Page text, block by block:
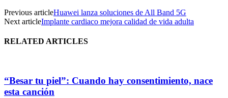
Previous articleHuawei lanza soluciones de All Band 5G
Next articleImplante cardiaco mejora calidad de vida adulta
RELATED ARTICLES
“Besar tu piel”: Cuando hay consentimiento, nace
esta canción